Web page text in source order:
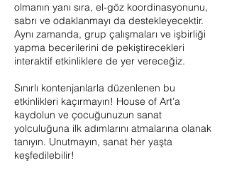
olmanın yanı sıra, el-göz koordinasyonunu,
sabrı ve odaklanmayı da destekleyecektir.
Aynı zamanda, grup çalışmaları ve işbirliği
yapma becerilerini de pekiştirecekleri
interaktif etkinliklere de yer vereceğiz.
Sınırlı kontenjanlarla düzenlenen bu
etkinlikleri kaçırmayın! House of Art’a
kaydolun ve çocuğunuzun sanat
yolculuğuna ilk adımlarını atmalarına olanak
tanıyın. Unutmayın, sanat her yaşta
keşfedilebilir!